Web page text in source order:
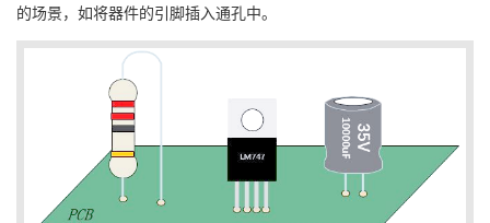
的场景，如将器件的引脚插入通孔中。